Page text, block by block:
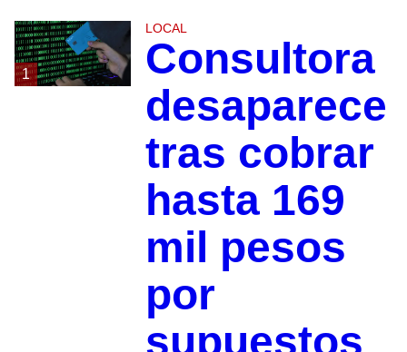
1
LOCAL
Consultora
desaparece
tras cobrar
hasta 169
mil pesos
por
supuestos